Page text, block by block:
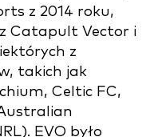
z 2014 roku,
Catapult Vector i
z
takich jak
Celtic FC,
EVO było